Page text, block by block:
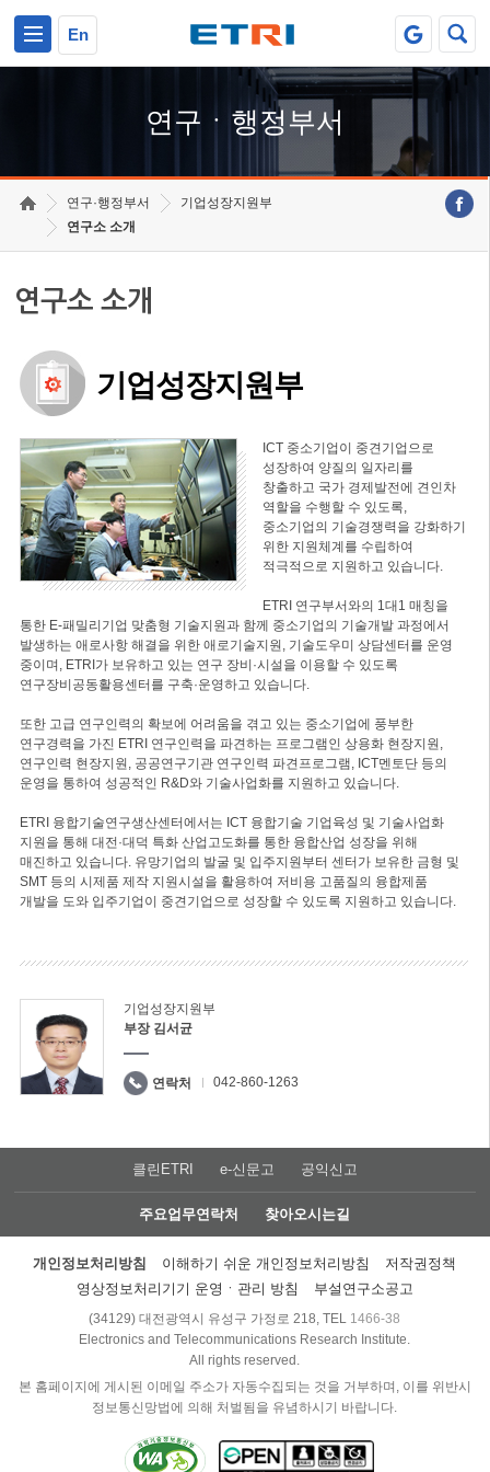
En
연구ㆍ행정부서
연구·행정부서
기업성장지원부
연구소 소개
연구소 소개
기업성장지원부
ICT 중소기업이 중견기업으로
성장하여 양질의 일자리를
창출하고 국가 경제발전에 견인차
역할을 수행할 수 있도록,
중소기업의 기술경쟁력을 강화하기
위한 지원체계를 수립하여
적극적으로 지원하고 있습니다.
ETRI 연구부서와의 1대1 매칭을
통한 E-패밀리기업 맞춤형 기술지원과 함께 중소기업의 기술개발 과정에서
발생하는 애로사항 해결을 위한 애로기술지원, 기술도우미 상담센터를 운영
중이며, ETRI가 보유하고 있는 연구 장비·시설을 이용할 수 있도록
연구장비공동활용센터를 구축·운영하고 있습니다.
또한 고급 연구인력의 확보에 어려움을 겪고 있는 중소기업에 풍부한
연구경력을 가진 ETRI 연구인력을 파견하는 프로그램인 상용화 현장지원,
연구인력 현장지원, 공공연구기관 연구인력 파견프로그램, ICT멘토단 등의
운영을 통하여 성공적인 R&D와 기술사업화를 지원하고 있습니다.
ETRI 융합기술연구생산센터에서는 ICT 융합기술 기업육성 및 기술사업화
지원을 통해 대전·대덕 특화 산업고도화를 통한 융합산업 성장을 위해
매진하고 있습니다. 유망기업의 발굴 및 입주지원부터 센터가 보유한 금형 및
SMT 등의 시제품 제작 지원시설을 활용하여 저비용 고품질의 융합제품
개발을 도와 입주기업이 중견기업으로 성장할 수 있도록 지원하고 있습니다.
기업성장지원부
부장 김서균
연락처 042-860-1263
클린ETRI e-신문고 공익신고
주요업무연락처 찾아오시는길
개인정보처리방침 이해하기 쉬운 개인정보처리방침
저작권정책
영상정보처리기기 운영ㆍ관리 방침
부설연구소공고
(34129) 대전광역시 유성구 가정로 218, TEL 1466-38
Electronics and Telecommunications Research Institute.
All rights reserved.
본 홈페이지에 게시된 이메일 주소가 자동수집되는 것을 거부하며, 이를 위반시
정보통신망법에 의해 처벌됨을 유념하시기 바랍니다.